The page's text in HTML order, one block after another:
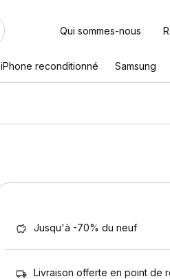
Qui sommes-nous
iPhone reconditionné Samsung
Jusqu'à -70% du neuf
Livraison offerte en point de